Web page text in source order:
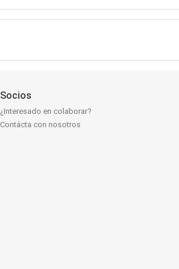
Socios
¿Interesado en colaborar?
Contácta con nosotros